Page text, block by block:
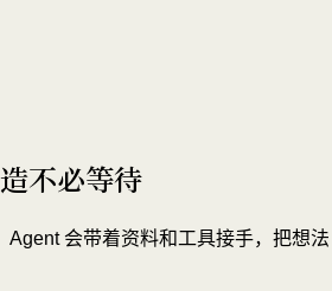
不必等待
Agent 会带着资料和工具接手，把想法